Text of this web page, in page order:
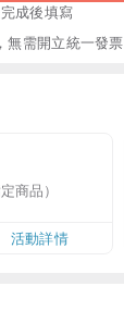
完成後填寫
無需開立統一發票
商品）
活動詳情